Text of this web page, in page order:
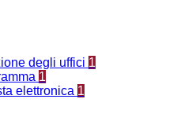
degli uffici 1
1
elettronica 1